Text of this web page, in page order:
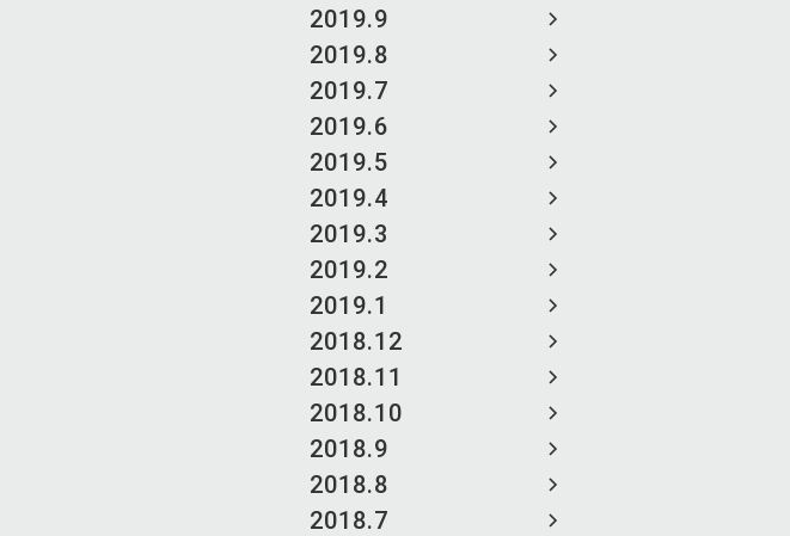
2019.9
2019.8
2019.7
2019.6
2019.5
2019.4
2019.3
2019.2
2019.1
2018.12
2018.11
2018.10
2018.9
2018.8
2018.7